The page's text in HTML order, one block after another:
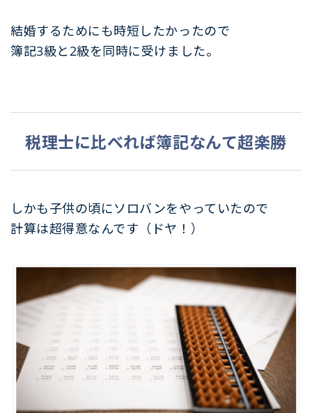
結婚するためにも時短したかったので
簿記3級と2級を同時に受けました。
税理士に比べれば簿記なんて超楽勝
しかも子供の頃にソロバンをやっていたので
計算は超得意なんです（ドヤ！）